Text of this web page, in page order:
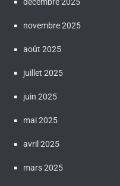
novembre 2025
août 2025
juillet 2025
juin 2025
mai 2025
avril 2025
mars 2025